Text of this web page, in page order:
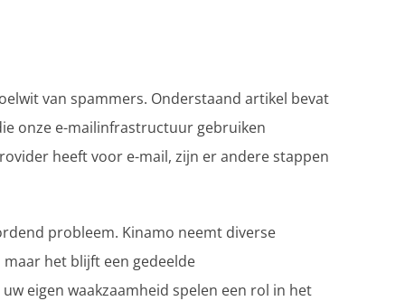
van spammers. Onderstaand artikel bevat
onze e-mailinfrastructuur gebruiken
heeft voor e-mail, zijn er andere stappen
probleem. Kinamo neemt diverse
het blijft een gedeelde
eigen waakzaamheid spelen een rol in het